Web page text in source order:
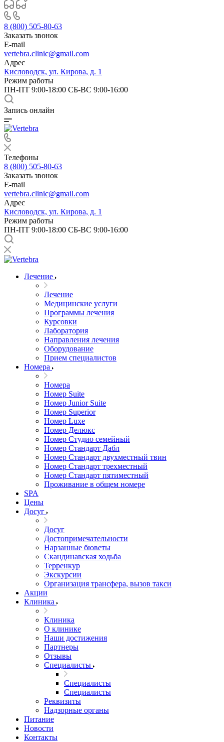
8 (800) 505-80-63
Заказать звонок
E-mail
vertebra.clinic@gmail.com
Адрес
Кисловодск, ул. Кирова, д. 1
Режим работы
ПН-ПТ 9:00-18:00 СБ-ВС 9:00-16:00
Запись онлайн
Телефоны
8 (800) 505-80-63
Заказать звонок
E-mail
vertebra.clinic@gmail.com
Адрес
Кисловодск, ул. Кирова, д. 1
Режим работы
ПН-ПТ 9:00-18:00 СБ-ВС 9:00-16:00
Лечение
Лечение
Медицинские услуги
Программы лечения
Курсовки
Лаборатория
Направления лечения
Оборудование
Прием специалистов
Номера
Номера
Номер Suite
Номер Junior Suite
Номер Superior
Номер Luxe
Номер Делюкс
Номер Студио семейный
Номер Стандарт Дабл
Номер Стандарт двухместный твин
Номер Стандарт трехместный
Номер Стандарт пятиместный
Проживание в общем номере
SPA
Цены
Досуг
Досуг
Достопримечательности
Нарзанные бюветы
Скандинавская ходьба
Терренкур
Экскурсии
Организация трансфера, вызов такси
Акции
Клиника
Клиника
О клинике
Наши достижения
Партнеры
Отзывы
Специалисты
Специалисты
Специалисты
Реквизиты
Надзорные органы
Питание
Новости
Контакты